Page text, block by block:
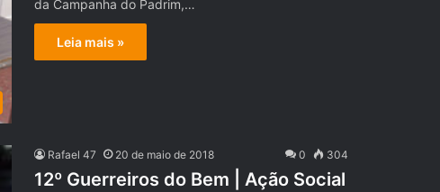
da Campanha do Padrim,…
Leia mais »
Rafael 47 20 de maio de 2018 0 304
12º Guerreiros do Bem | Ação Social